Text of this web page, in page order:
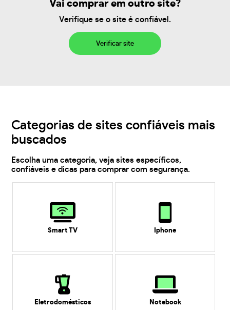
Vai comprar em outro site?
Verifique se o site é confiável.
Verificar site
Categorias de sites confiáveis mais
buscados
Escolha uma categoria, veja sites específicos,
confiáveis e dicas para comprar com segurança.
Smart TV Iphone
Eletrodomésticos Notebook